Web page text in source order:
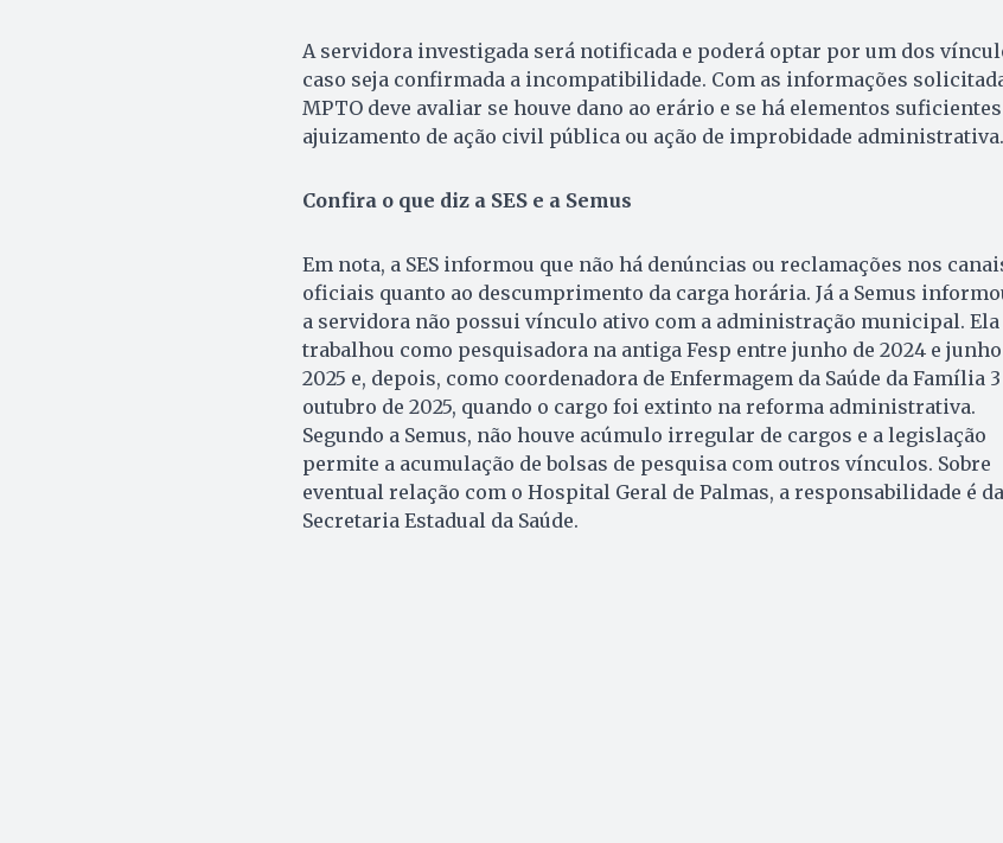
A servidora investigada será notificada e poderá optar por um dos
caso seja confirmada a incompatibilidade. Com as informações
MPTO deve avaliar se houve dano ao erário e se há elementos
ajuizamento de ação civil pública ou ação de improbidade administrativa.
Confira o que diz a SES e a Semus
Em nota, a SES informou que não há denúncias ou reclamações nos
oficiais quanto ao descumprimento da carga horária. Já a Semus
a servidora não possui vínculo ativo com a administração municipal. Ela
trabalhou como pesquisadora na antiga Fesp entre junho de 2024 e junho
2025 e, depois, como coordenadora de Enfermagem da Saúde da Família 3
outubro de 2025, quando o cargo foi extinto na reforma administrativa.
Segundo a Semus, não houve acúmulo irregular de cargos e a legislação
permite a acumulação de bolsas de pesquisa com outros vínculos. Sobre
eventual relação com o Hospital Geral de Palmas, a responsabilidade é da
Secretaria Estadual da Saúde.